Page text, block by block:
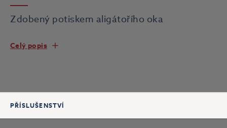
Zdobený potiskem aligátořího oka
Celý popis
PŘÍSLUŠENSTVÍ